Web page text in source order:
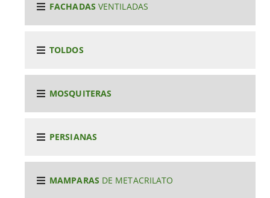
FACHADAS VENTILADAS
TOLDOS
MOSQUITERAS
PERSIANAS
MAMPARAS DE METACRILATO